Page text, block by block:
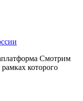
Смотрим
которого